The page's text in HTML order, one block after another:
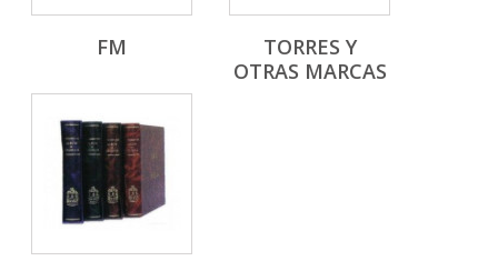
FM
TORRES Y
OTRAS MARCAS